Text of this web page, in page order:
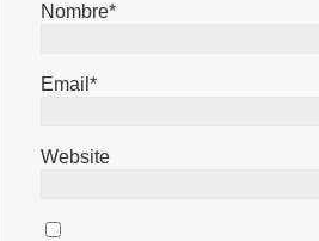
Nombre*
Email*
Website